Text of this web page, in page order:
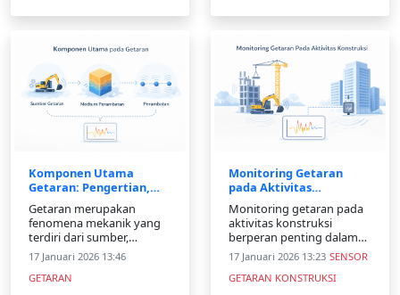
digunakan untuk
kesehatan, dan struktur
efisiensi energi dan ska
sementara OMA
operasional yang
dihasilkan oleh struktur
selama beroperasi. Dalam
keduan
Komponen Utama
Getaran: Pengertian,
Parameter, dan
Penerapannya
Getaran merupakan
fenomena mekanik yang
terdiri dari sumber,
medium, dan proses
perambatan. Artikel ini
membahas komponen
17 Januari 2026 13:46
GETARAN
Monitoring Getaran
pada Aktivitas
Konstruksi: Keamanan,
Kualitas, dan
Keberlanjutan
Monitoring getaran pada
aktivitas konstruksi
berperan penting dalam
menjaga keamanan
struktur, kenyamanan
masyarakat, dan
17 Januari 2026 13:23 SENSOR
GETARAN KONSTRUKSI